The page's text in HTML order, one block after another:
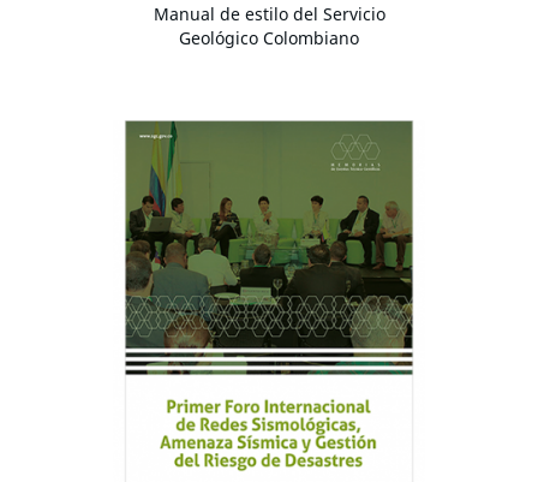
Manual de estilo del Servicio
Geológico Colombiano